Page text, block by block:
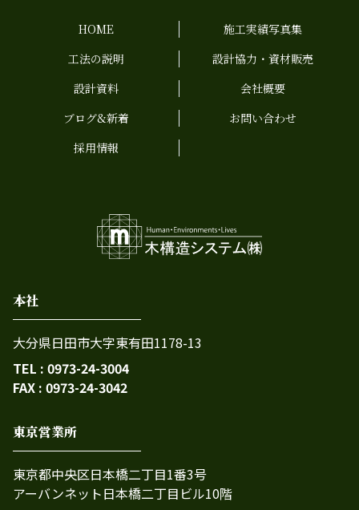
HOME
施工実績写真集
工法の説明
設計協力・資材販売
設計資料
会社概要
ブログ&新着
お問い合わせ
採用情報
本社
大分県日田市大字東有田1178-13
TEL : 0973-24-3004
FAX : 0973-24-3042
東京営業所
東京都中央区日本橋二丁目1番3号
アーバンネット日本橋二丁目ビル10階